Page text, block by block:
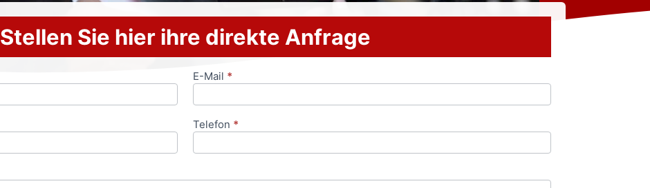
Stellen Sie hier ihre direkte Anfrage
E-Mail *
Telefon *